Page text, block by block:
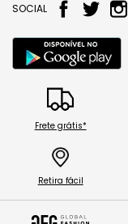
SOCIAL
Frete grátis*
Retira fácil